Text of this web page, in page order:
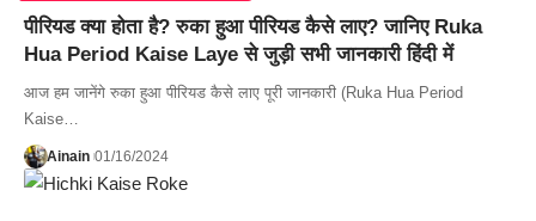
पीरियड क्या होता है? रुका हुआ पीरियड कैसे लाए? जानिए Ruka
Hua Period Kaise Laye से जुड़ी सभी जानकारी हिंदी में
आज हम जानेंगे रुका हुआ पीरियड कैसे लाए पूरी जानकारी (Ruka Hua Period
Kaise…
Ainain 01/16/2024